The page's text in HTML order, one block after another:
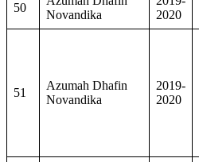
50
Novandika
2020
51
Azumah Dhafin
Novandika
2019-
2020